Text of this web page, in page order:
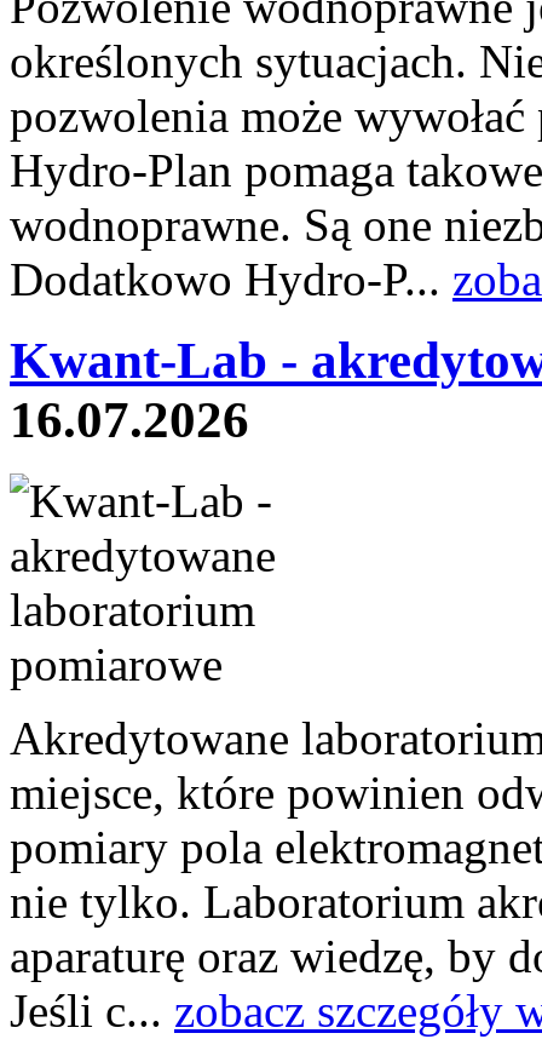
określonych sytuacjach.
pozwolenia może
Hydro-Plan pomaga
wodnoprawne. Są one
Dodatkowo Hydro-P...
Kwant-Lab -
16.07.2026
Akredytowane
miejsce, które powinien
pomiary pola
nie tylko. Laboratorium
aparaturę oraz wiedzę, by
Jeśli c... zobacz szczegóły